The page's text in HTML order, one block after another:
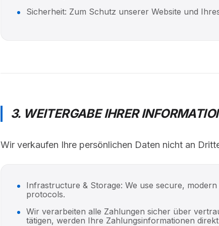
Sicherheit: Zum Schutz unserer Website und
3. WEITERGABE IHRER
Wir verkaufen Ihre persönlichen Daten nicht an
Infrastructure & Storage: We use secure,
protocols.
Wir verarbeiten alle Zahlungen sicher über
tätigen, werden Ihre Zahlungsinformationen